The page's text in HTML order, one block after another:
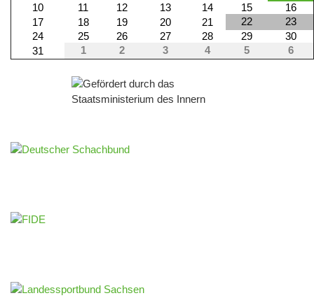
10
11 12 13 14 15
16
17
18 19 20 21 22
23
24
25 26 27 28 29
30
31
1 2 3 4 5 6